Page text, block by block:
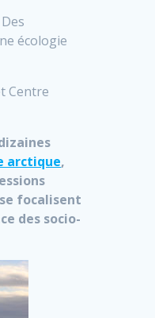
écologie
Centre
arctique,
se focalisent
des socio-